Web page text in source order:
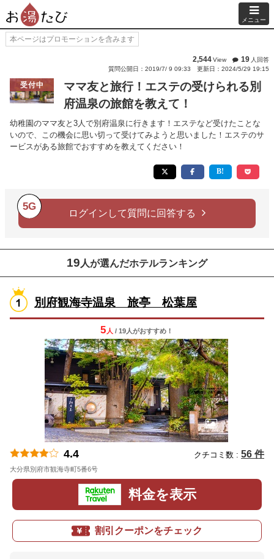
メニュー
本ページはプロモーションを含みます
2,544View 19 人回答
質問公開日：2019/7/ 9 09:33
更新日：2024/5/29 19:15
受付中
ママ友と旅行！エステの受けられる別
府温泉の旅館を教えて！
幼稚園のママ友と3人で別府温泉に行きます！エステなど受けたことな
いので、この機会に思い切って受けてみようと思いました！エステのサ
ービスがある旅館でおすすめを教えてください！
5G
ログインして質問に回答する
19 人が選んだホテルランキング
別府観海寺温泉 旅亭 松葉屋
5 人 / 19人がおすすめ！
4.4 クチコミ数 : 56 件
大分県別府市観海寺町5番6号
料金を表示
割引クーポンをチェック